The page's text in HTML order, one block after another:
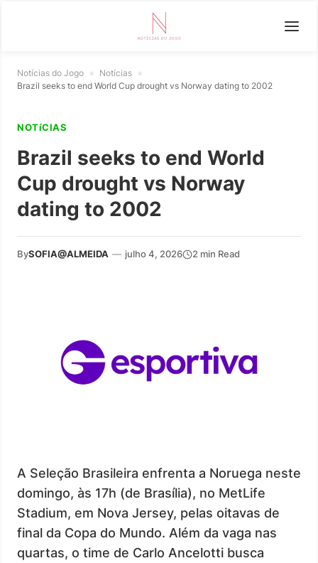
Notícias do Jogo » Notícias »
Brazil seeks to end World Cup drought vs Norway dating to 2002
NOTíCIAS
Brazil seeks to end World
Cup drought vs Norway
dating to 2002
BySOFIA@ALMEIDA — julho 4, 2026 2 min Read
A Seleção Brasileira enfrenta a Noruega neste
domingo, às 17h (de Brasília), no MetLife
Stadium, em Nova Jersey, pelas oitavas de
final da Copa do Mundo. Além da vaga nas
quartas, o time de Carlo Ancelotti busca